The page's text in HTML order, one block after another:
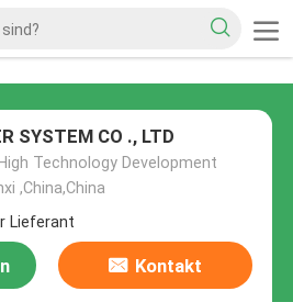
SYSTEM CO ., LTD
Technology Development
,China,China
Lieferant
Kontakt